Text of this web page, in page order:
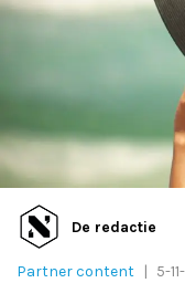
Adreswijziging
Contact
De redactie
Partner content | 5-